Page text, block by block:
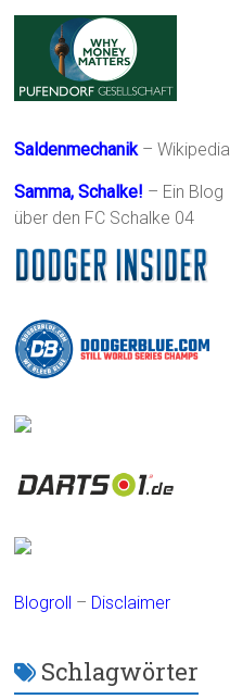
Saldenmechanik– Wikipedia
Samma, Schalke! – Ein Blog
über den FC Schalke 04
Blogroll – Disclaimer
Schlagwörter